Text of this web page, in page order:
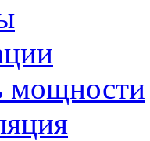
мощности